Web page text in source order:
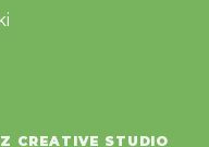
CREATIVE STUDIO